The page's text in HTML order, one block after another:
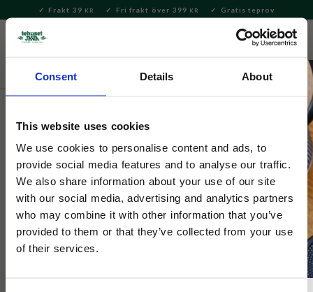
Consent Details About
This website uses cookies
We use cookies to personalise content and ads, to
provide social media features and to analyse our traffic.
We also share information about your use of our site
with our social media, advertising and analytics partners
who may combine it with other information that you’ve
provided to them or that they’ve collected from your use
of their services.
Meny
Frakt 39 KR Fri frakt över 399 KR Gratis teprov
Te Löste Rooibos
Rooibos Chai
3 Betyg
Kanel, kardemumma, ingefära, rosépeppar är kryddorna som
ger Rooibos Chai dess kryddiga och varma karaktär.